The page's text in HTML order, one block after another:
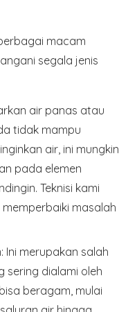
macam
segala jenis
air panas atau
tidak mampu
air, ini mungkin
pada elemen
Teknisi kami
masalah
: Ini merupakan salah
sering dialami oleh
beragam, mulai